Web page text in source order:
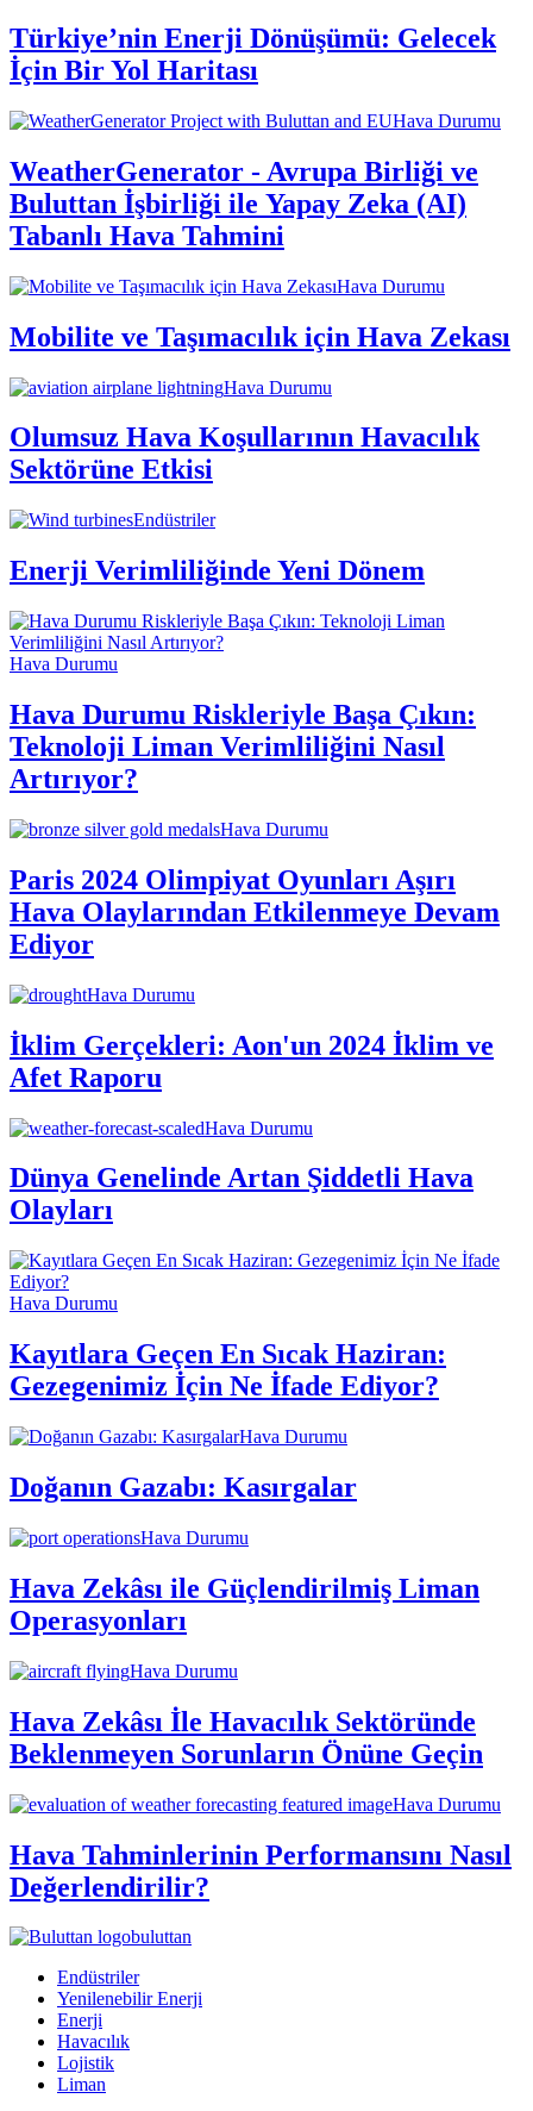
Türkiye’nin Enerji Dönüşümü: Gelecek
İçin Bir Yol Haritası
Hava Durumu
WeatherGenerator - Avrupa Birliği ve
Buluttan İşbirliği ile Yapay Zeka (AI)
Tabanlı Hava Tahmini
Hava Durumu
Mobilite ve Taşımacılık için Hava Zekası
Hava Durumu
Olumsuz Hava Koşullarının Havacılık
Sektörüne Etkisi
Endüstriler
Enerji Verimliliğinde Yeni Dönem
Hava Durumu
Hava Durumu Riskleriyle Başa Çıkın:
Teknoloji Liman Verimliliğini Nasıl
Artırıyor?
Hava Durumu
Paris 2024 Olimpiyat Oyunları Aşırı
Hava Olaylarından Etkilenmeye Devam
Ediyor
Hava Durumu
İklim Gerçekleri: Aon'un 2024 İklim ve
Afet Raporu
Hava Durumu
Dünya Genelinde Artan Şiddetli Hava
Olayları
Hava Durumu
Kayıtlara Geçen En Sıcak Haziran:
Gezegenimiz İçin Ne İfade Ediyor?
Hava Durumu
Doğanın Gazabı: Kasırgalar
Hava Durumu
Hava Zekâsı ile Güçlendirilmiş Liman
Operasyonları
Hava Durumu
Hava Zekâsı İle Havacılık Sektöründe
Beklenmeyen Sorunların Önüne Geçin
Hava Durumu
Hava Tahminlerinin Performansını Nasıl
Değerlendirilir?
buluttan
Endüstriler
Yenilenebilir Enerji
Enerji
Havacılık
Lojistik
Liman